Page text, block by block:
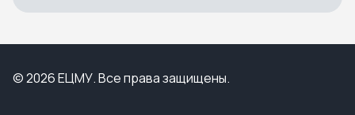
© 2026 ЕЦМУ. Все права защищены.